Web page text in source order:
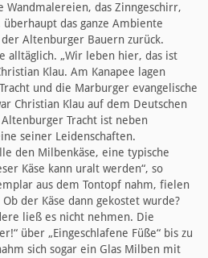
das Zinngeschirr,
das ganze Ambiente
Altenburger Bauern zurück.
alltäglich. „Wir leben hier, das ist
Klau. Am Kanapee lagen
und die Marburger evangelische
Christian Klau auf dem Deutschen
Tracht ist neben
seiner Leidenschaften.
den Milbenkäse, eine typische
Käse kann uralt werden“, so
aus dem Tontopf nahm, fielen
der Käse dann gekostet wurde?
ließ es nicht nehmen. Die
über „Eingeschlafene Füße“ bis zu
sich sogar ein Glas Milben mit